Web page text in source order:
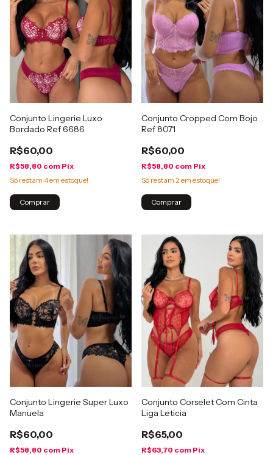
Conjunto Lingerie Luxo
Bordado Ref 6686
R$60,00
R$58,80 com Pix
Só restam 4em estoque!
Comprar
Conjunto Cropped Com Bojo
Ref 8071
R$60,00
R$58,80 com Pix
Só restam 2em estoque!
Comprar
Conjunto Lingerie Super Luxo
Manuela
R$60,00
R$58,80 com Pix
Conjunto Corselet Com Cinta
Liga Leticia
R$65,00
R$63,70 com Pix